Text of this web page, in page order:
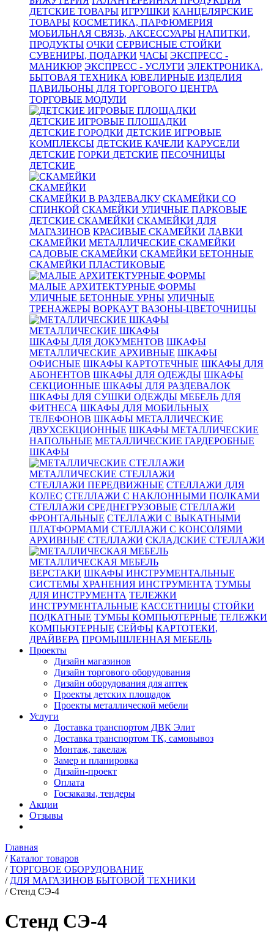
ДЕТСКИЕ ТОВАРЫ ИГРУШКИ КАНЦЕЛЯРСКИЕ
ТОВАРЫ КОСМЕТИКА, ПАРФЮМЕРИЯ
МОБИЛЬНАЯ СВЯЗЬ, АКСЕССУАРЫ НАПИТКИ,
ПРОДУКТЫ ОЧКИ СЕРВИСНЫЕ СТОЙКИ
СУВЕНИРЫ, ПОДАРКИ ЧАСЫ ЭКСПРЕСС -
МАНИКЮР ЭКСПРЕСС - УСЛУГИ ЭЛЕКТРОНИКА,
БЫТОВАЯ ТЕХНИКА ЮВЕЛИРНЫЕ ИЗДЕЛИЯ
ПАВИЛЬОНЫ ДЛЯ ТОРГОВОГО ЦЕНТРА
ТОРГОВЫЕ МОДУЛИ
ДЕТСКИЕ ИГРОВЫЕ ПЛОЩАДКИ
ДЕТСКИЕ ГОРОДКИ ДЕТСКИЕ ИГРОВЫЕ
КОМПЛЕКСЫ ДЕТСКИЕ КАЧЕЛИ КАРУСЕЛИ
ДЕТСКИЕ ГОРКИ ДЕТСКИЕ ПЕСОЧНИЦЫ
ДЕТСКИЕ
СКАМЕЙКИ
СКАМЕЙКИ В РАЗДЕВАЛКУ СКАМЕЙКИ СО
СПИНКОЙ СКАМЕЙКИ УЛИЧНЫЕ ПАРКОВЫЕ
ДЕТСКИЕ СКАМЕЙКИ СКАМЕЙКИ ДЛЯ
МАГАЗИНОВ КРАСИВЫЕ СКАМЕЙКИ ЛАВКИ
СКАМЕЙКИ МЕТАЛЛИЧЕСКИЕ СКАМЕЙКИ
САДОВЫЕ СКАМЕЙКИ СКАМЕЙКИ БЕТОННЫЕ
СКАМЕЙКИ ПЛАСТИКОВЫЕ
МАЛЫЕ АРХИТЕКТУРНЫЕ ФОРМЫ
УЛИЧНЫЕ БЕТОННЫЕ УРНЫ УЛИЧНЫЕ
ТРЕНАЖЕРЫ ВОРКАУТ ВАЗОНЫ-ЦВЕТОЧНИЦЫ
МЕТАЛЛИЧЕСКИЕ ШКАФЫ
ШКАФЫ ДЛЯ ДОКУМЕНТОВ ШКАФЫ
МЕТАЛЛИЧЕСКИЕ АРХИВНЫЕ ШКАФЫ
ОФИСНЫЕ ШКАФЫ КАРТОТЕЧНЫЕ ШКАФЫ ДЛЯ
АБОНЕНТОВ ШКАФЫ ДЛЯ ОДЕЖДЫ ШКАФЫ
СЕКЦИОННЫЕ ШКАФЫ ДЛЯ РАЗДЕВАЛОК
ШКАФЫ ДЛЯ СУШКИ ОДЕЖДЫ МЕБЕЛЬ ДЛЯ
ФИТНЕСА ШКАФЫ ДЛЯ МОБИЛЬНЫХ
ТЕЛЕФОНОВ ШКАФЫ МЕТАЛЛИЧЕСКИЕ
ДВУХСЕКЦИОННЫЕ ШКАФЫ МЕТАЛЛИЧЕСКИЕ
НАПОЛЬНЫЕ МЕТАЛЛИЧЕСКИЕ ГАРДЕРОБНЫЕ
ШКАФЫ
МЕТАЛЛИЧЕСКИЕ СТЕЛЛАЖИ
СТЕЛЛАЖИ ПЕРЕДВИЖНЫЕ СТЕЛЛАЖИ ДЛЯ
КОЛЕС СТЕЛЛАЖИ С НАКЛОННЫМИ ПОЛКАМИ
СТЕЛЛАЖИ СРЕДНЕГРУЗОВЫЕ СТЕЛЛАЖИ
ФРОНТАЛЬНЫЕ СТЕЛЛАЖИ С ВЫКАТНЫМИ
ПЛАТФОРМАМИ СТЕЛЛАЖИ С КОНСОЛЯМИ
АРХИВНЫЕ СТЕЛЛАЖИ СКЛАДСКИЕ СТЕЛЛАЖИ
МЕТАЛЛИЧЕСКАЯ МЕБЕЛЬ
ВЕРСТАКИ ШКАФЫ ИНСТРУМЕНТАЛЬНЫЕ
СИСТЕМЫ ХРАНЕНИЯ ИНСТРУМЕНТА ТУМБЫ
ДЛЯ ИНСТРУМЕНТА ТЕЛЕЖКИ
ИНСТРУМЕНТАЛЬНЫЕ КАССЕТНИЦЫ СТОЙКИ
ПОДКАТНЫЕ ТУМБЫ КОМПЬЮТЕРНЫЕ ТЕЛЕЖКИ
КОМПЬЮТЕРНЫЕ СЕЙФЫ КАРТОТЕКИ,
ДРАЙВЕРА ПРОМЫШЛЕННАЯ МЕБЕЛЬ
Проекты
Дизайн магазинов
Дизайн торгового оборудования
Дизайн оборудования для аптек
Проекты детских площадок
Проекты металлической мебели
Услуги
Доставка транспортом ДВК Элит
Доставка транспортом ТК, самовывоз
Монтаж, такелаж
Замер и планировка
Дизайн-проект
Оплата
Госзаказы, тендеры
Акции
Отзывы
Главная
/ Каталог товаров
/ ТОРГОВОЕ ОБОРУДОВАНИЕ
/ ДЛЯ МАГАЗИНОВ БЫТОВОЙ ТЕХНИКИ
/ Стенд СЭ-4
Стенд СЭ-4